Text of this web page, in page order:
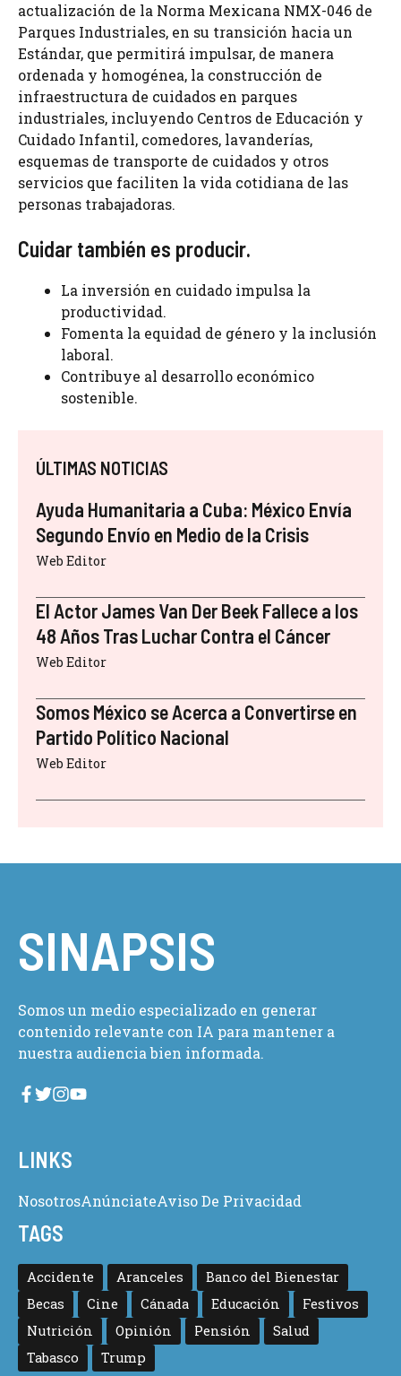
actualización de la Norma Mexicana NMX-046 de
Parques Industriales, en su transición hacia un
Estándar, que permitirá impulsar, de manera
ordenada y homogénea, la construcción de
infraestructura de cuidados en parques
industriales, incluyendo Centros de Educación y
Cuidado Infantil, comedores, lavanderías,
esquemas de transporte de cuidados y otros
servicios que faciliten la vida cotidiana de las
personas trabajadoras.
Cuidar también es producir.
La inversión en cuidado impulsa la
productividad.
Fomenta la equidad de género y la inclusión
laboral.
Contribuye al desarrollo económico
sostenible.
ÚLTIMAS NOTICIAS
Ayuda Humanitaria a Cuba: México Envía
Segundo Envío en Medio de la Crisis
Web Editor
El Actor James Van Der Beek Fallece a los
48 Años Tras Luchar Contra el Cáncer
Web Editor
Somos México se Acerca a Convertirse en
Partido Político Nacional
Web Editor
SINAPSIS
Somos un medio especializado en generar
contenido relevante con IA para mantener a
nuestra audiencia bien informada.
LINKS
NosotrosAnúnciateAviso De Privacidad
TAGS
Accidente Aranceles
Banco del Bienestar
Becas
Cine Cánada Educación
Festivos
Nutrición
Opinión Pensión
Salud
Tabasco
Trump